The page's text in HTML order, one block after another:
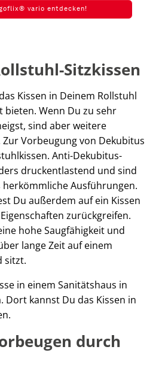
vario entdecken!
Sitzkissen
Kissen in Deinem Rollstuhl
Wenn Du zu sehr
sind aber weitere
Vorbeugung von Dekubitus
Anti-Dekubitus-
druckentlastend und sind
Ausführungen.
Du außerdem auf ein Kissen
zurückgreifen.
hohe Saugfähigkeit und
lange Zeit auf einem
sitzt.
in einem Sanitätshaus in
Dort kannst Du das Kissen in
durch